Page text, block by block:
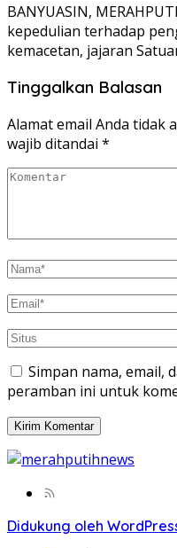
BANYUASIN,
kepedulian terhadap
kemacetan, jajaran
Tinggalkan Balasan
Alamat email Anda tidak
wajib ditandai *
Simpan nama, email,
peramban ini untuk
Didukung oleh